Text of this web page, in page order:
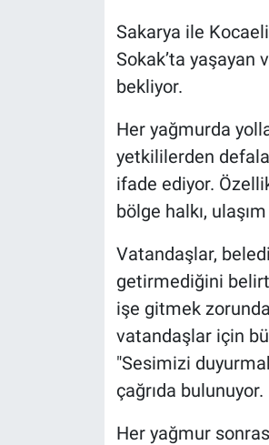
Sakarya ile
Sokak’ta yaşayan
bekliyor.
Her yağmurda
yetkililerden
ifade ediyor.
bölge halkı,
Vatandaşlar,
getirmediğini
işe gitmek
vatandaşlar için
"Sesimizi
çağrıda bulunuyor.
Her yağmur